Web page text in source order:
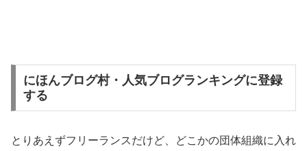
にほんブログ村・人気ブログランキングに登録
する
とりあえずフリーランスだけど、どこかの団体組織に入れ